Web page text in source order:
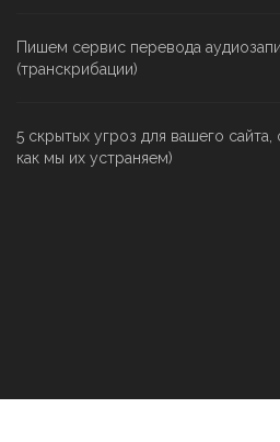
Пишем сервис перевода
(транскрибации)
5 скрытых угроз для вашего
как мы их устраняем)